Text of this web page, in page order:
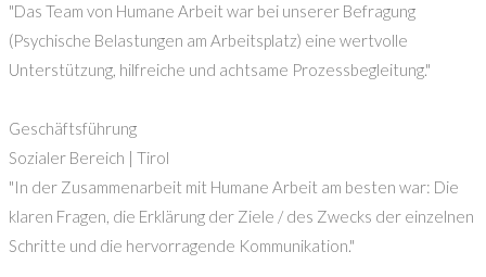
"Das Team von Humane Arbeit war bei unserer Befragung
(Psychische Belastungen am Arbeitsplatz) eine wertvolle
Unterstützung, hilfreiche und achtsame Prozessbegleitung."
Geschäftsführung
Sozialer Bereich | Tirol
"In der Zusammenarbeit mit Humane Arbeit am besten war: Die
klaren Fragen, die Erklärung der Ziele / des Zwecks der einzelnen
Schritte und die hervorragende Kommunikation."